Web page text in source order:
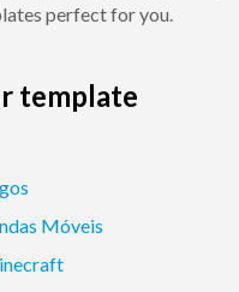
perfect for you.
template
Móveis